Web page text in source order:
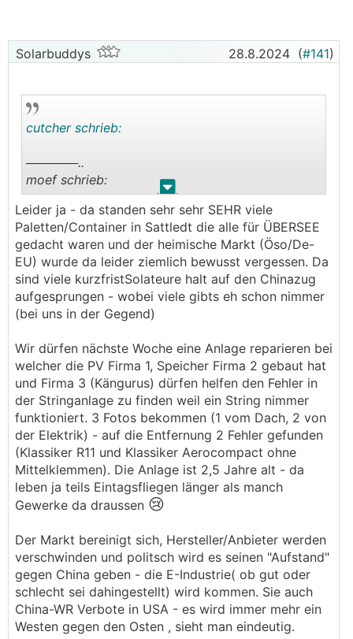
dass die technisch wirklich ganz vorne mitspielen
aber halt ein Kosten/-Standortproblem gegenüber
Oder jammert Fronius einer Welle hinterher die sie
verschlafen haben mit einem Produktportfolio das
2024 einfach nicht mehr konkurenzfähig ist ?
Solarbuddys 28.8.2024 (#141)
. .
cutcher schrieb:
──────..
moef schrieb:
Mein Vertrauen in Made in Austria ist höher als
Made in China.
aber wichtiger ist mir die heimische Industrie.
China und USA haben uns wirtschaftlich und
politisch schon viel zu viel abhängig gemacht
und es wird noch schlechter werden.
Detail am Rande: Die schlechte
Lieferperformance von Fronius in der Pandemie
hing zu einem guten Teil, daran dass sie von
China mit Komponenten schlecht beliefert
wurden. Huwai kamen in der Zeit so richtig in die
heimischen Märkte rein.
Bitte bekennt euch zur heimischen Industrie.
Unseren Kindern und Pensionen und Frieden zu
Liebe.
Naja, der fairnesshalber hat fronius viele WR
nach amerika geschickt, weil der dollarkurs
gerade in der sehr fesch war.....
Aber ja - fronius hat viele alte geräte der HGI
Leider ja - da standen sehr sehr SEHR viele
Paletten/Container in Sattledt die alle für ÜBERSEE
gedacht waren und der heimische Markt (Öso/De-
EU) wurde da leider ziemlich bewusst vergessen. Da
sind viele kurzfristSolateure halt auf den Chinazug
aufgesprungen - wobei viele gibts eh schon nimmer
(bei uns in der Gegend)
Wir dürfen nächste Woche eine Anlage reparieren bei
welcher die PV Firma 1, Speicher Firma 2 gebaut hat
und Firma 3 (Kängurus) dürfen helfen den Fehler in
der Stringanlage zu finden weil ein String nimmer
funktioniert. 3 Fotos bekommen (1 vom Dach, 2 von
der Elektrik) - auf die Entfernung 2 Fehler gefunden
(Klassiker R11 und Klassiker Aerocompact ohne
Mittelklemmen). Die Anlage ist 2,5 Jahre alt - da
leben ja teils Eintagsfliegen länger als manch
Gewerke da draussen 😢
Der Markt bereinigt sich, Hersteller/Anbieter werden
verschwinden und politsch wird es seinen "Aufstand"
gegen China geben - die E-Industrie( ob gut oder
schlecht sei dahingestellt) wird kommen. Sie auch
China-WR Verbote in USA - es wird immer mehr ein
Westen gegen den Osten , sieht man eindeutig.